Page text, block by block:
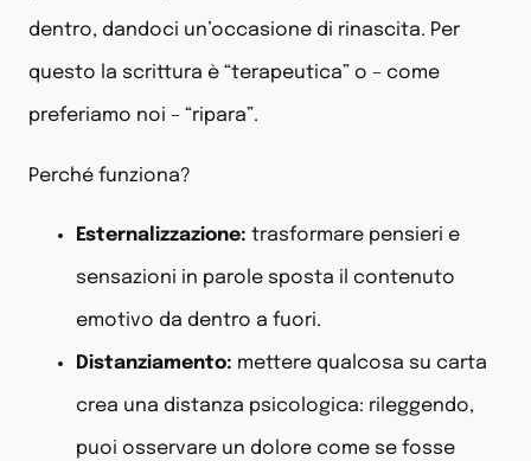
dentro, dandoci un’occasione di rinascita. Per
questo la scrittura è “terapeutica” o – come
preferiamo noi – “ripara”.
Perché funziona?
Esternalizzazione: trasformare pensieri e
sensazioni in parole sposta il contenuto
emotivo da dentro a fuori.
Distanziamento: mettere qualcosa su carta
crea una distanza psicologica: rileggendo,
puoi osservare un dolore come se fosse